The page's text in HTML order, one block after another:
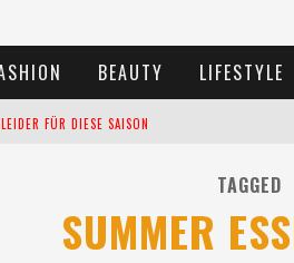
BEAUTY LIFESTYLE
FÜR DIESE SAISON
TAGGED
SUMMER